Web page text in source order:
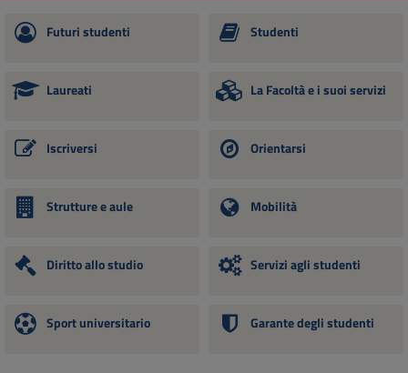
Futuri studenti Studenti
Laureati La Facoltà e i suoi servizi
Iscriversi Orientarsi
Strutture e aule Mobilità
Diritto allo studio Servizi agli studenti
Sport universitario Garante degli studenti